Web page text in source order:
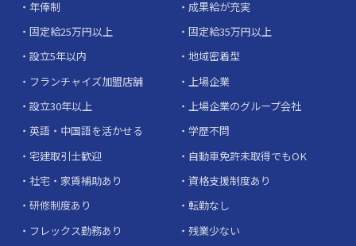
年俸制
成果給が充実
固定給25万円以上
固定給35万円以上
設立5年以内
地域密着型
フランチャイズ加盟店舗
上場企業
設立30年以上
上場企業のグループ会社
英語・中国語を活かせる
学歴不問
宅建取引士歓迎
自動車免許未取得でもOK
社宅・家賃補助あり
資格支援制度あり
研修制度あり
転勤なし
フレックス勤務あり
残業少ない